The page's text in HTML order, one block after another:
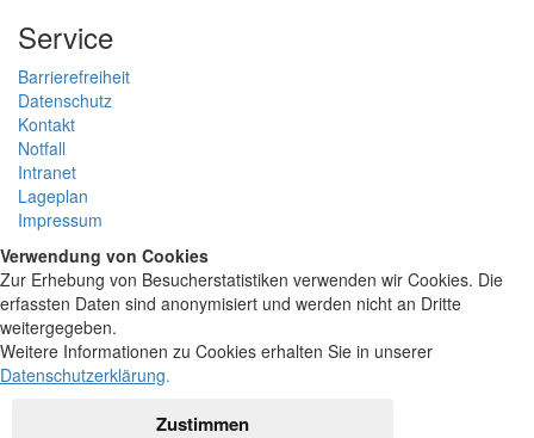
Service
Barrierefreiheit
Datenschutz
Kontakt
Notfall
Intranet
Lageplan
Impressum
Verwendung von Cookies
Zur Erhebung von Besucherstatistiken verwenden wir Cookies. Die
erfassten Daten sind anonymisiert und werden nicht an Dritte
weitergegeben.
Weitere Informationen zu Cookies erhalten Sie in unserer
Datenschutzerklärung.
Zustimmen